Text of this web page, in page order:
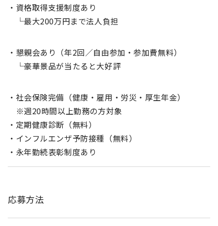
・資格取得支援制度あり
└最大200万円まで法人負担
・懇親会あり（年2回／自由参加・参加費無料）
└豪華景品が当たると大好評
・社会保険完備（健康・雇用・労災・厚生年金）
※週20時間以上勤務の方対象
・定期健康診断（無料）
・インフルエンザ予防接種（無料）
・永年勤続表彰制度あり
応募方法